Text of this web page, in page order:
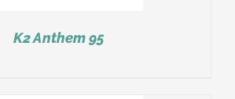
K2 Anthem 95